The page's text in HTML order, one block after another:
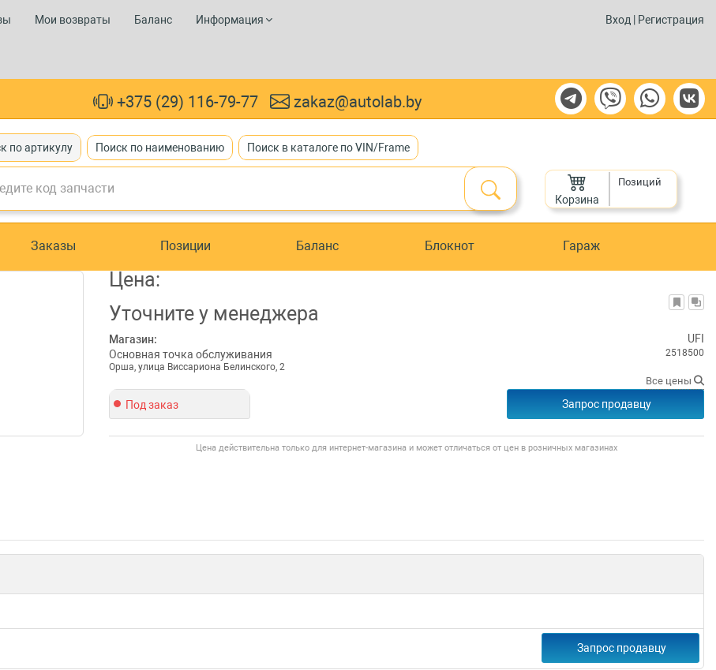
Мои возвраты Баланс Информация Вход Регистрация
+375 (29) 116-79-77 zakaz@autolab.by
по артикулу Поиск по наименованию Поиск в каталоге по VIN/Frame
Корзина
Позиций
Заказы Позиции Баланс Блокнот Гараж
Цена:
Уточните у менеджера
Магазин:
Основная точка обслуживания
Орша, улица Виссариона Белинского, 2
UFI
2518500
Все цены
Под заказ Запрос продавцу
Цена действительна только для интернет-магазина и может отличаться от цен в розничных магазинах
Запрос продавцу